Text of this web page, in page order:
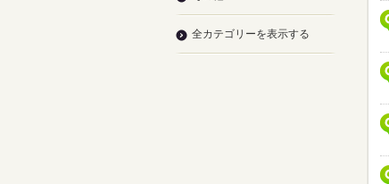
全カテゴリーを表示する